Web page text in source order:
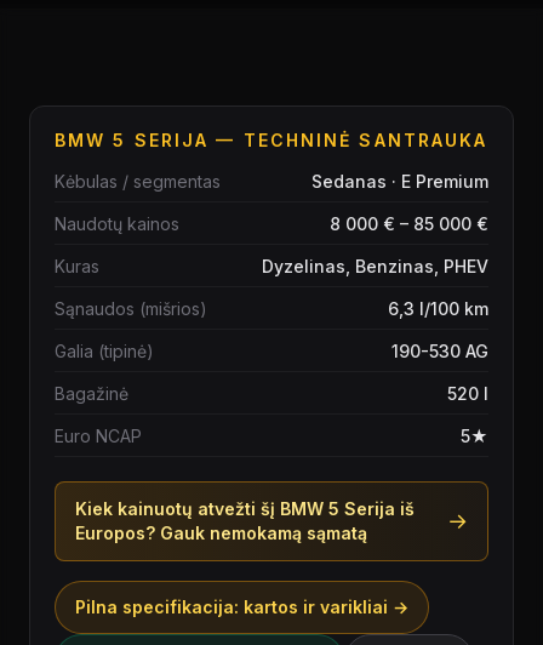
BMW 5 SERIJA — TECHNINĖ SANTRAUKA
Kėbulas / segmentas
Sedanas · E Premium
Naudotų kainos 8 000 € – 85 000 €
Kuras Dyzelinas, Benzinas, PHEV
Sąnaudos (mišrios) 6,3 l/100 km
Galia (tipinė) 190-530 AG
Bagažinė 520 l
Euro NCAP 5★
Kiek kainuotų atvežti šį BMW 5 Serija iš
Europos? Gauk nemokamą sąmatą
→
Pilna specifikacija: kartos ir varikliai →